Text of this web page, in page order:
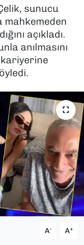
sunucu
mahkemeden
açıkladı.
anılmasını
A- A+